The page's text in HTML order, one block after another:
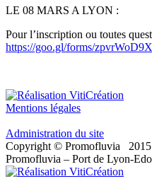
LE 08 MARS A LYON :
Pour l’inscription ou toutes
https://goo.gl/forms/
Mentions légales
Administration du site
Copyright © Promofluvia 2015
Promofluvia – Port de Lyon-